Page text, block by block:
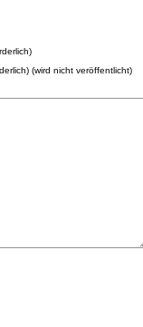
(wird nicht veröffentlicht)